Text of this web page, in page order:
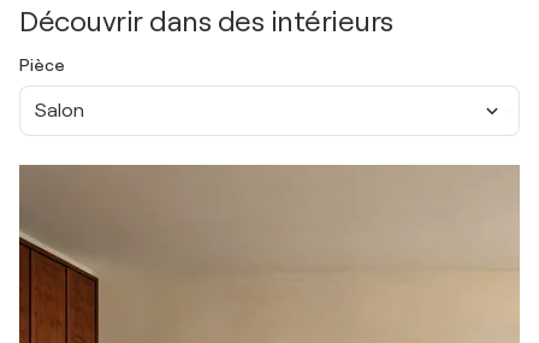
Découvrir dans des intérieurs
Pièce
Salon